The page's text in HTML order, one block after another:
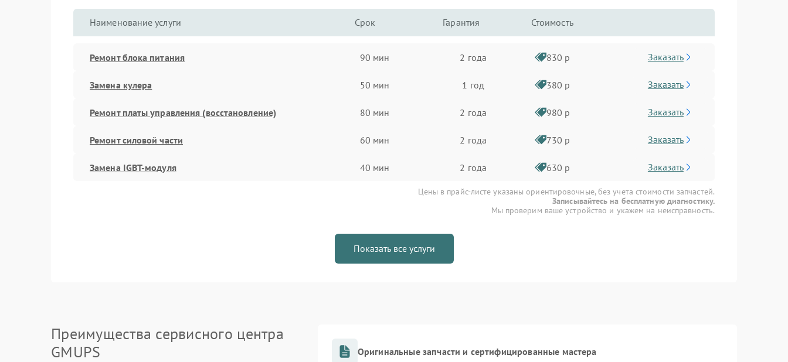
Наименование услуги Срок Гарантия Стоимость
Ремонт блока питания 90 мин 2 года 830 р Заказать
Замена кулера 50 мин 1 год 380 р Заказать
Ремонт платы управления (восстановление) 80 мин 2 года 980 р Заказать
Ремонт силовой части 60 мин 2 года 730 р Заказать
Замена IGBT-модуля 40 мин 2 года 630 р Заказать
Цены в прайс-листе указаны ориентировочные, без учета стоимости запчастей.
Записывайтесь на бесплатную диагностику.
Мы проверим ваше устройство и укажем на неисправность.
Показать все услуги
Преимущества сервисного центра
GMUPS
Оригинальные запчасти и сертифицированные мастера